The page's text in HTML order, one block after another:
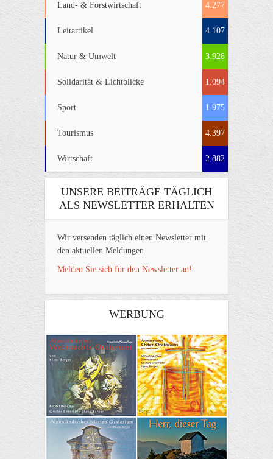
Land- & Forstwirtschaft 4.277
Leitartikel 4.107
Natur & Umwelt 3.928
Solidarität & Lichtblicke 1.094
Sport 1.975
Tourismus 4.397
Wirtschaft 2.882
UNSERE BEITRÄGE TÄGLICH
ALS NEWSLETTER ERHALTEN
Wir versenden täglich einen Newsletter mit
den aktuellen Meldungen.
Melden Sie sich für den Newsletter an!
WERBUNG